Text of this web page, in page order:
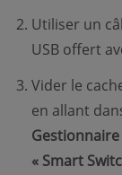
Utiliser un
USB offert
Vider le
en allant
Gestionnaire
« Smart